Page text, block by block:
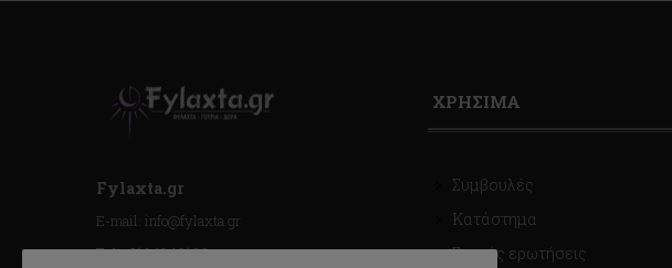
Fylaxta.gr
E-mail: info@fylaxta.gr
Τηλ.: 2104946166
ΧΡΗΣΙΜΑ
Συμβουλές
Κατάστημα
Συχνές ερωτήσεις